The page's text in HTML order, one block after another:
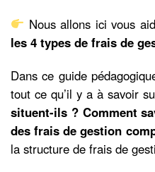
Nous allons ici vous
les 4 types de frais de
Dans ce guide
tout ce qu’il y a à savoir
situent-ils ? Comment
des frais de gestion
la structure de frais de